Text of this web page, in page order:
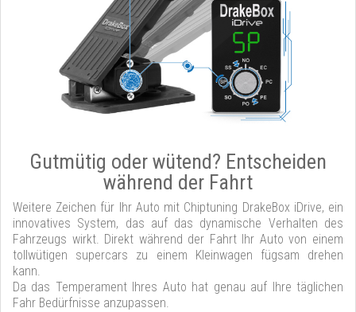
Gutmütig oder wütend? Entscheiden
während der Fahrt
Weitere Zeichen für Ihr Auto mit Chiptuning DrakeBox iDrive, ein
innovatives System, das auf das dynamische Verhalten des
Fahrzeugs wirkt. Direkt während der Fahrt Ihr Auto von einem
tollwütigen supercars zu einem Kleinwagen fügsam drehen
kann.
Da das Temperament Ihres Auto hat genau auf Ihre täglichen
Fahr Bedürfnisse anzupassen.